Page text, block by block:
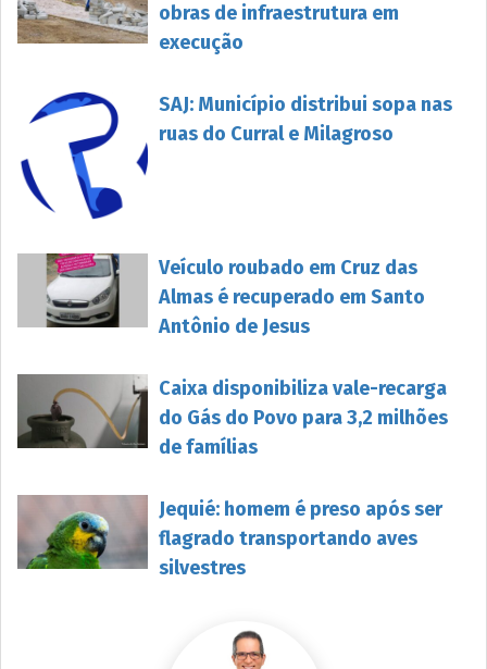
obras de infraestrutura em
execução
SAJ: Município distribui sopa nas
ruas do Curral e Milagroso
Veículo roubado em Cruz das
Almas é recuperado em Santo
Antônio de Jesus
Caixa disponibiliza vale-recarga
do Gás do Povo para 3,2 milhões
de famílias
Jequié: homem é preso após ser
flagrado transportando aves
silvestres